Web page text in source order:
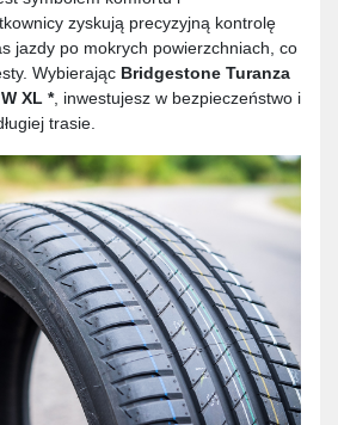
zyskują precyzyjną kontrolę
jazdy po mokrych powierzchniach, co
Wybierając Bridgestone Turanza
XL *, inwestujesz w bezpieczeństwo i
trasie.